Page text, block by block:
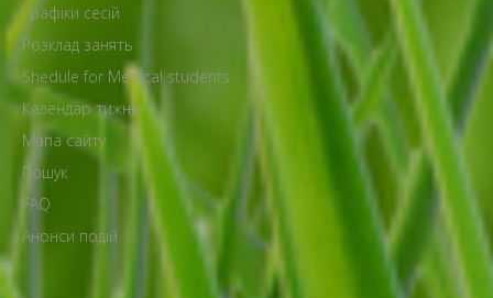
Графіки сесій
Розклад занять
Shedule for Medical students
Календар тижнів
Мапа сайту
Пошук
FAQ
Анонси подій